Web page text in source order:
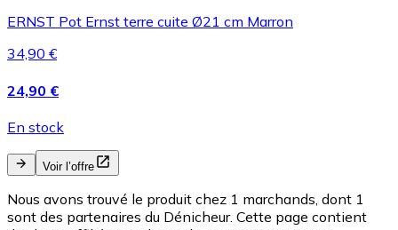
ERNST Pot Ernst terre cuite Ø21 cm Marron
34,90 €
24,90 €
En stock
Voir l’offre
Nous avons trouvé le produit chez 1 marchands, dont 1
sont des partenaires du Dénicheur. Cette page contient